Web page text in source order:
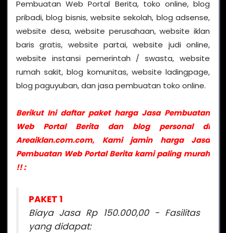
Pembuatan Web Portal Berita, toko online, blog
pribadi, blog bisnis, website sekolah, blog adsense,
website desa, website perusahaan, website iklan
baris gratis, website partai, website judi online,
website instansi pemerintah / swasta, website
rumah sakit, blog komunitas, website ladingpage,
blog paguyuban, dan jasa pembuatan toko online.
Berikut Ini daftar paket harga Jasa Pembuatan
Web Portal Berita dan blog personal di
Areaiklan.com.com, Kami jamin harga Jasa
Pembuatan Web Portal Berita kami paling murah
!! :
PAKET 1
Biaya Jasa Rp 150.000,00 - Fasilitas
yang didapat: